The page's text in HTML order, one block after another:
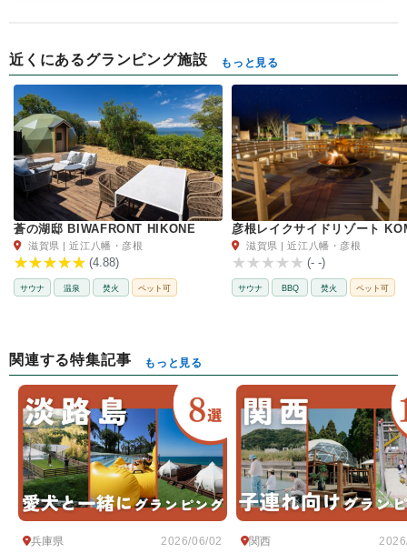
近くにあるグランピング施設 もっと見る
蒼の湖邸 BIWAFRONT HIKONE
滋賀県 | 近江八幡・彦根
(4.88)
サウナ 温泉 焚火 ペット可
滋賀県 | 近江八幡・彦根
(- -)
サウナ BBQ 焚火 ペット可
関連する特集記事 もっと見る
2026/06/02
兵庫県 関西